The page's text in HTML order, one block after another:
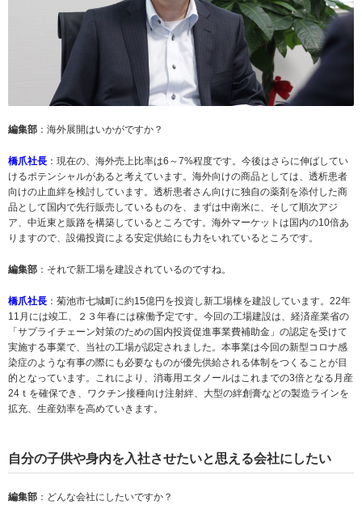
編集部 ：海外展開はいかがですか？
橋爪社長 ：現在の、海外売上比率は6～7%程度です。今後はさらに伸ばしてい
けるポテンシャルがあると考えています。海外向けの商品としては、透析患者
向けの止血絆を検討しています。透析患者さん向けに独自の薬剤を添付した商
品として国内で先行販売しているものを、まずは中南米に、そして順次アジ
ア、中近東と販路を構築しているところです。海外マーケットは国内の10倍あ
りますので、設備投資による安定供給にも力をいれているところです。
編集部 ：それで新工場を建設されているのですね。
橋爪社長 ：菊池市七城町に約15億円を投資し新工場棟を建設しています。22年
11月には竣工、２３年春には稼働予定です。今回の工場建設は、経済産業省の
「サプライチェーン対策のための国内投資促進事業費補助金」の認定を受けて
実施する事業で、当社の工場が認定されました。本事業は今回の新型コロナ感
染症のような有事の際にも必要なものが優先供給される体制をつくることが目
的となっています。これにより、消毒用エタノールはこれまでの3倍となる月産
24ｔを確保でき、ワクチン接種向け注射絆、大型の絆創膏などの製造ラインを
拡充、生産効率を高めていきます。
自分の子供や身内を入社させたいと思える会社にしたい
編集部 ：どんな会社にしたいですか？